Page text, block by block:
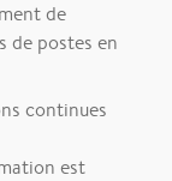
de
de postes en
continues
est